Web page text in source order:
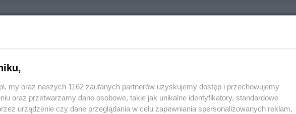
55, 83-110 Tczew
my oraz naszych 1162 zaufanych partnerów uzyskujemy dostęp i przechowujemy
oraz przetwarzamy dane osobowe, takie jak unikalne identyfikatory, standardowe
urządzenie czy dane przeglądania w celu zapewniania spersonalizowanych reklam,